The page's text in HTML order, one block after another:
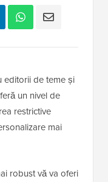
editorii de teme și
un nivel de
restrictive
mai
robust vă va oferi